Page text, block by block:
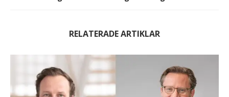
RELATERADE ARTIKLAR